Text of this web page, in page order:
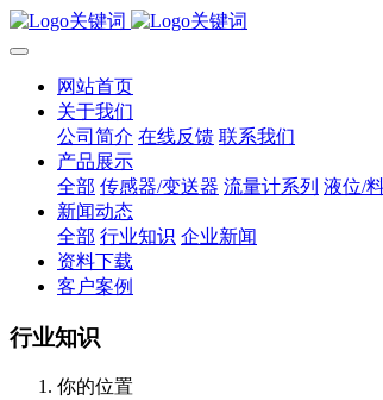
网站首页
关于我们
公司简介 在线反馈 联系我们
产品展示
全部 传感器/变送器 流量计系列 液位/
新闻动态
全部 行业知识 企业新闻
资料下载
客户案例
行业知识
你的位置